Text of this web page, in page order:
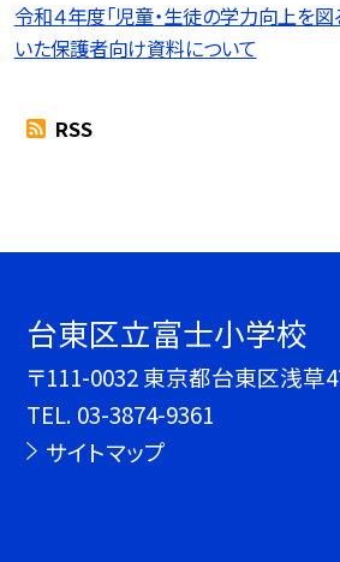
令和４年度「児童・生徒の学力向上を
いた保護者向け資料について
RSS
台東区立富士小学校
〒111-0032 東京都台東区浅草
TEL. 03-3874-9361
サイトマップ